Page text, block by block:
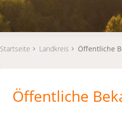
Startseite Landkreis Öffentliche
Öffentliche